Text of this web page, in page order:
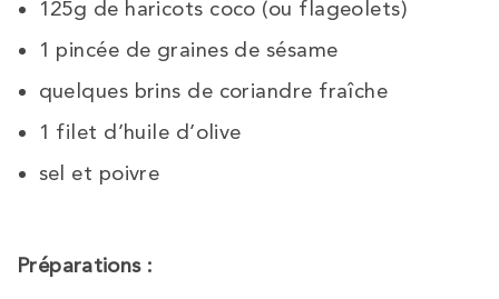
125g de haricots coco (ou flageolets)
1 pincée de graines de sésame
quelques brins de coriandre fraîche
1 filet d’huile d’olive
sel et poivre
Préparations :